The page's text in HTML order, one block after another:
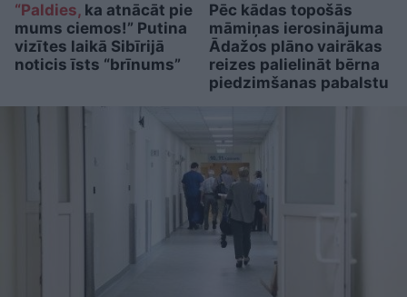
“Paldies, ka atnācāt pie
mums ciemos!” Putina
vizītes laikā Sibīrijā
noticis īsts “brīnums”
Pēc kādas topošās
māmiņas ierosinājuma
Ādažos plāno vairākas
reizes palielināt bērna
piedzimšanas pabalstu